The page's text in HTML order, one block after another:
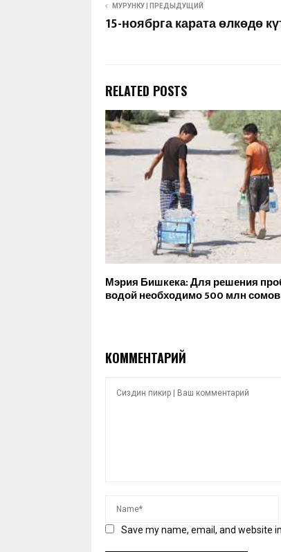
МУРУНКУ | ПРЕДЫДУЩИЙ
15-ноябрга карата өлкөдө
RELATED POSTS
Мэрия Бишкека: Для решения
водой необходимо 500 млн сомов
КОММЕНТАРИЙ
Save my name, email, and website